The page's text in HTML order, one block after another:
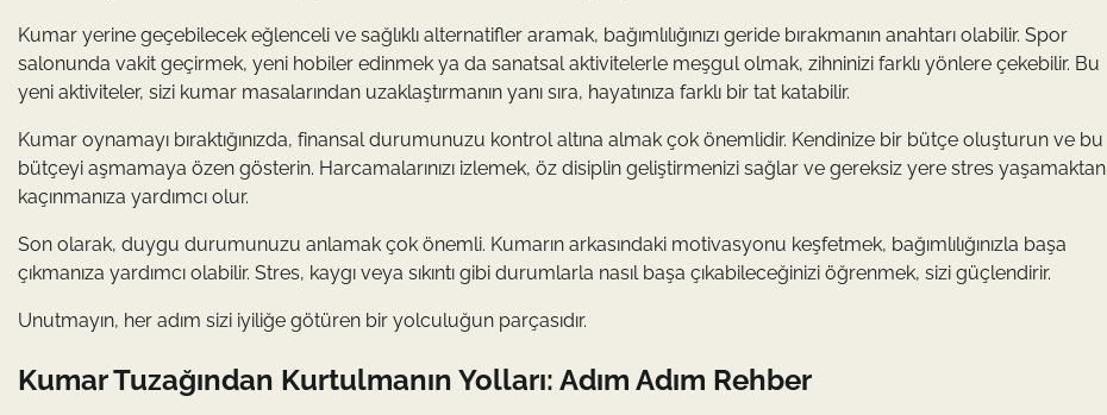
Kumar yerine geçebilecek eğlenceli ve sağlıklı alternatifler aramak, bağımlılığınızı geride bırakmanın anahtarı olabilir. Spor
salonunda vakit geçirmek, yeni hobiler edinmek ya da sanatsal aktivitelerle meşgul olmak, zihninizi farklı yönlere çekebilir. Bu
yeni aktiviteler, sizi kumar masalarından uzaklaştırmanın yanı sıra, hayatınıza farklı bir tat katabilir.
Kumar oynamayı bıraktığınızda, finansal durumunuzu kontrol altına almak çok önemlidir. Kendinize bir bütçe oluşturun ve bu
bütçeyi aşmamaya özen gösterin. Harcamalarınızı izlemek, öz disiplin geliştirmenizi sağlar ve gereksiz yere stres yaşamaktan
kaçınmanıza yardımcı olur.
Son olarak, duygu durumunuzu anlamak çok önemli. Kumarın arkasındaki motivasyonu keşfetmek, bağımlılığınızla başa
çıkmanıza yardımcı olabilir. Stres, kaygı veya sıkıntı gibi durumlarla nasıl başa çıkabileceğinizi öğrenmek, sizi güçlendirir.
Unutmayın, her adım sizi iyiliğe götüren bir yolculuğun parçasıdır.
Kumar Tuzağından Kurtulmanın Yolları: Adım Adım Rehber